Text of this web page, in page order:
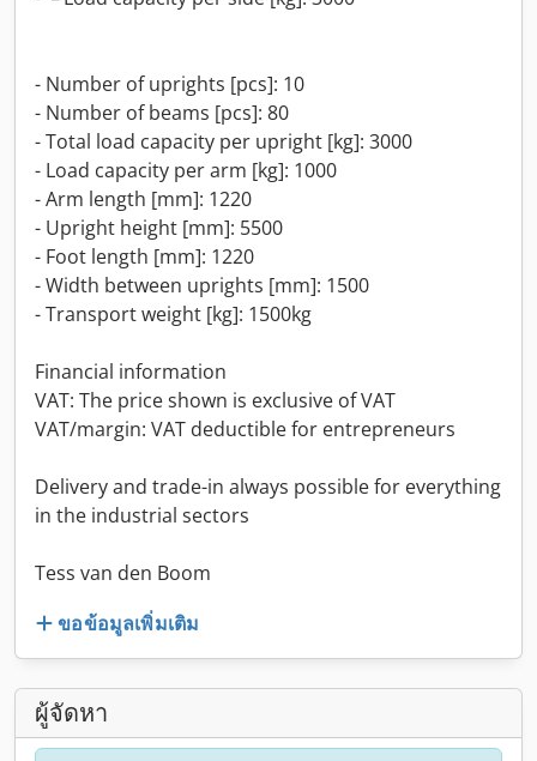
- Number of uprights [pcs]: 10
- Number of beams [pcs]: 80
- Total load capacity per upright [kg]: 3000
- Load capacity per arm [kg]: 1000
- Arm length [mm]: 1220
- Upright height [mm]: 5500
- Foot length [mm]: 1220
- Width between uprights [mm]: 1500
- Transport weight [kg]: 1500kg
Financial information
VAT: The price shown is exclusive of VAT
VAT/margin: VAT deductible for entrepreneurs
Delivery and trade-in always possible for everything
in the industrial sectors
Tess van den Boom
ขอข้อมูลเพิ่มเติม
ผู้จัดหา